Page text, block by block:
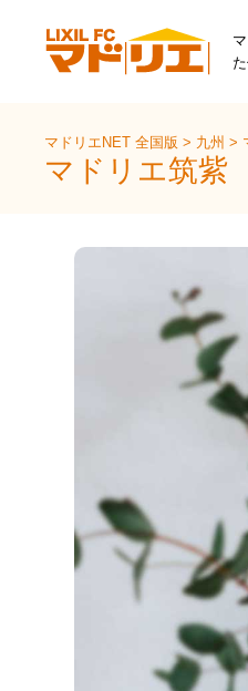
マドリエNET 全国版> 九州>
マドリエ筑紫